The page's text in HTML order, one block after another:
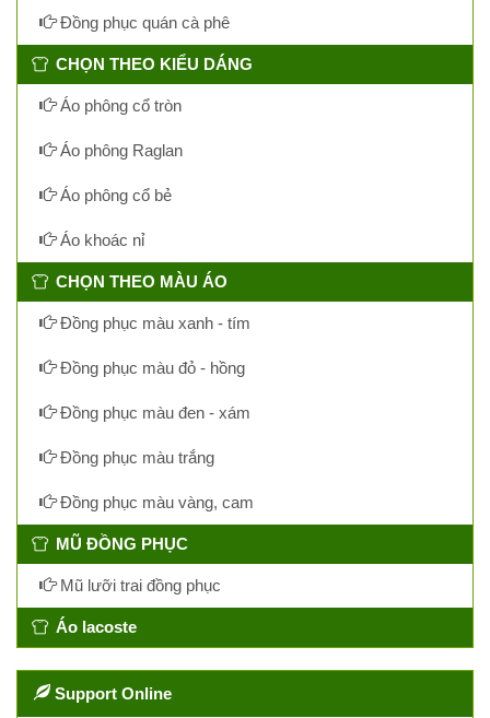
Đồng phục quán cà phê
CHỌN THEO KIỂU DÁNG
Áo phông cổ tròn
Áo phông Raglan
Áo phông cổ bẻ
Áo khoác nỉ
CHỌN THEO MÀU ÁO
Đồng phục màu xanh - tím
Đồng phục màu đỏ - hồng
Đồng phục màu đen - xám
Đồng phục màu trắng
Đồng phục màu vàng, cam
MŨ ĐỒNG PHỤC
Mũ lưỡi trai đồng phục
Áo lacoste
Support Online